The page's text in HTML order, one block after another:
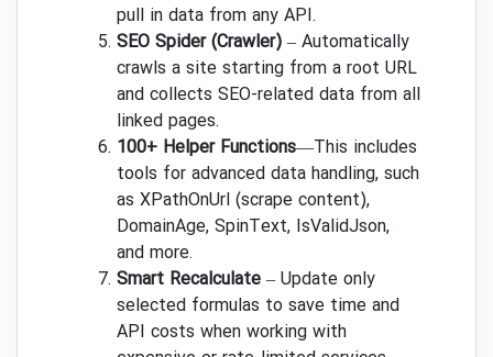
data connections with simple XML to
pull in data from any API.
SEO Spider (Crawler)– Automatically
crawls a site starting from a root URL
and collects SEO-related data from all
linked pages.
100+ Helper Functions—This includes
tools for advanced data handling, such
as XPathOnUrl (scrape content),
DomainAge, SpinText, IsValidJson,
and more.
Smart Recalculate – Update only
selected formulas to save time and